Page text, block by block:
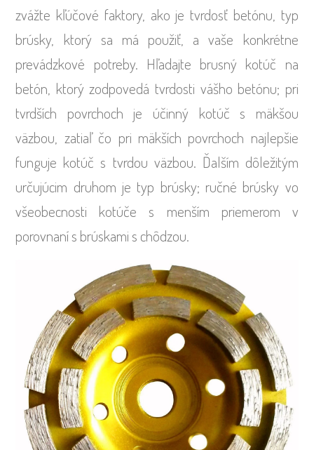
zvážte kľúčové faktory, ako je tvrdosť betónu, typ
brúsky, ktorý sa má použiť, a vaše konkrétne
prevádzkové potreby. Hľadajte brusný kotúč na
betón, ktorý zodpovedá tvrdosti vášho betónu; pri
tvrdších povrchoch je účinný kotúč s mäkšou
väzbou, zatiaľ čo pri mäkších povrchoch najlepšie
funguje kotúč s tvrdou väzbou. Ďalším dôležitým
určujúcim druhom je typ brúsky; ručné brúsky vo
všeobecnosti kotúče s menším priemerom v
porovnaní s brúskami s chôdzou.